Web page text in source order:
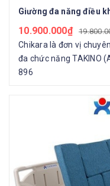
Giường đa năng điều
10.900.000₫
Chikara là đơn vị
đa chức năng TAKINO
896